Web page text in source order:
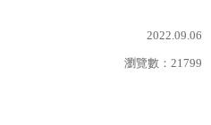
2022.09.06
瀏覽數： 21799